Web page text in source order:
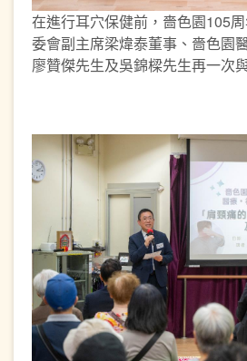
在進行耳穴保健前，嗇色園105
委會副主席梁煒泰董事、嗇色園
廖贊傑先生及吳錦樑先生再一次